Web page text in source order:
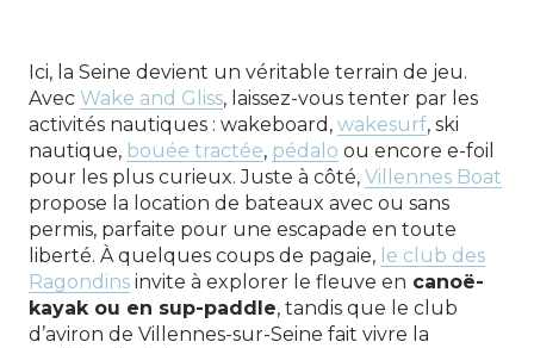
Ici, la Seine devient un véritable terrain de jeu.
Avec Wake and Gliss, laissez-vous tenter par les
activités nautiques : wakeboard, wakesurf, ski
nautique, bouée tractée, pédalo ou encore e-foil
pour les plus curieux. Juste à côté, Villennes Boat
propose la location de bateaux avec ou sans
permis, parfaite pour une escapade en toute
liberté. À quelques coups de pagaie, le club des
Ragondins invite à explorer le fleuve en canoë-
kayak ou en sup-paddle, tandis que le club
d’aviron de Villennes-sur-Seine fait vivre la